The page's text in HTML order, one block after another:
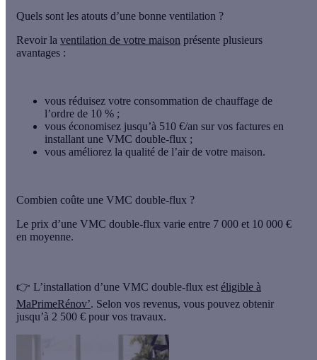
Quels sont les atouts d’une bonne ventilation ?
Revoir la ventilation de votre maison présente plusieurs
avantages :
vous réduisez votre consommation de chauffage de
l’ordre de 10 % ;
vous économisez jusqu’à 510 €/an sur vos factures en
installant une VMC double-flux ;
vous améliorez la qualité de l’air de votre maison.
Combien coûte une VMC double-flux ?
Le prix d’une VMC double-flux varie entre 7 000 et 10 000 €
en moyenne.
👉 L’installation d’une VMC double-flux est éligible à
MaPrimeRénov’. Selon vos revenus, vous pouvez obtenir
jusqu’à 2 500 € pour vos travaux.